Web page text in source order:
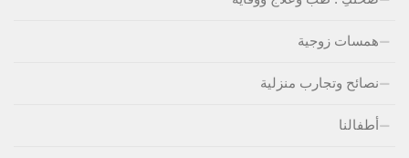
همسات زوجية
نصائح وتجارب منزلية
أطفالنا